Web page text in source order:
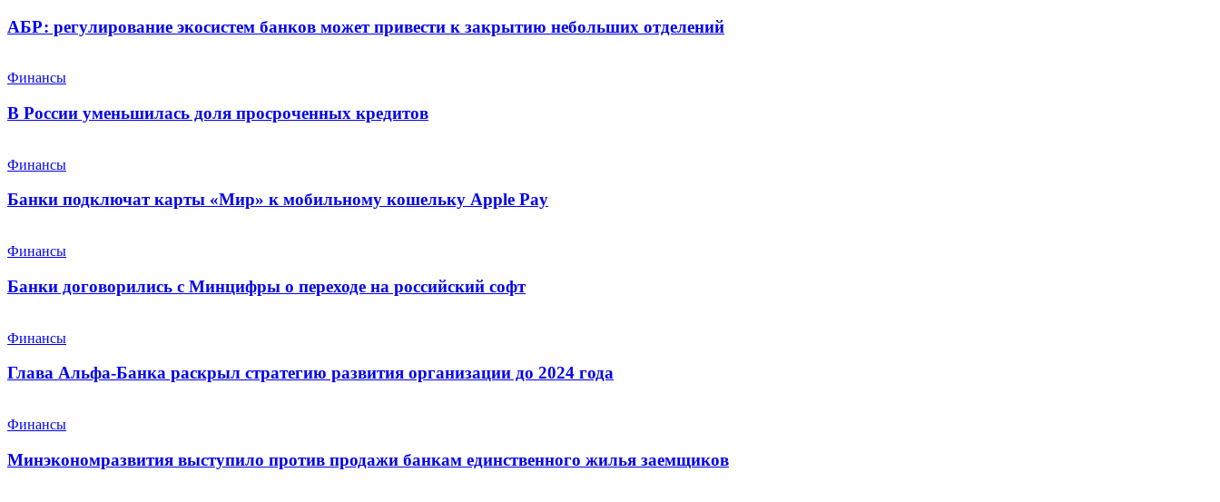
АБР: регулирование экосистем банков может привести к закрытию небольших отделений
Финансы
В России уменьшилась доля просроченных кредитов
Финансы
Банки подключат карты «Мир» к мобильному кошельку Apple Pay
Финансы
Банки договорились с Минцифры о переходе на российский софт
Финансы
Глава Альфа-Банка раскрыл стратегию развития организации до 2024 года
Финансы
Минэкономразвития выступило против продажи банкам единственного жилья заемщиков